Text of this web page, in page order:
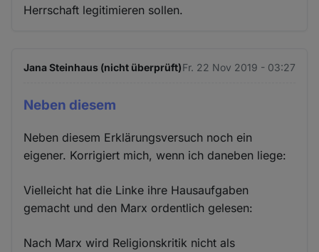
Herrschaft legitimieren sollen.
Jana Steinhaus (nicht überprüft)Fr. 22 Nov 2019 - 03:27
Neben diesem
Neben diesem Erklärungsversuch noch ein
eigener. Korrigiert mich, wenn ich daneben liege:
Vielleicht hat die Linke ihre Hausaufgaben
gemacht und den Marx ordentlich gelesen:
Nach Marx wird Religionskritik nicht als